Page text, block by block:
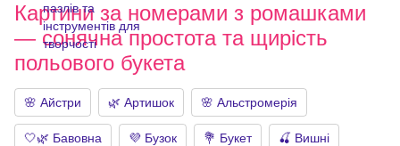
Картини за номерами з ромашками
— сонячна простота та щирість
польового букета
🌸 Айстри 🌿 Артишок 🌸 Альстромерія
🤍🌿 Бавовна 💜 Бузок 💐 Букет 🍒 Вишні